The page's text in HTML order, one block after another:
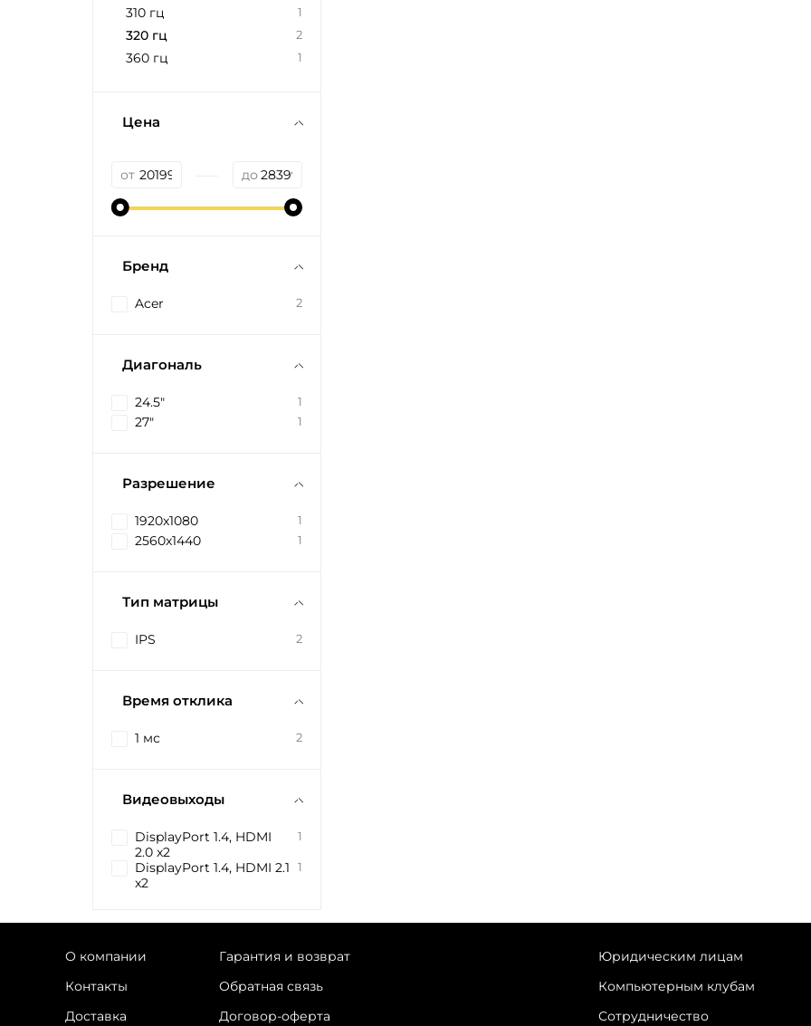
310 гц 1
320 гц 2
360 гц 1
Цена
от до
Бренд
Acer 2
Диагональ
24.5" 1
27" 1
Разрешение
1920x1080 1
2560x1440 1
Тип матрицы
IPS 2
Время отклика
1 мс 2
Видеовыходы
DisplayPort 1.4, HDMI
2.0 x2
1
DisplayPort 1.4, HDMI 2.1
x2
1
О компании
Контакты
Доставка
Гарантия и возврат
Обратная связь
Договор-оферта
Юридическим лицам
Компьютерным клубам
Сотрудничество